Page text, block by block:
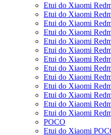
Etui do Xiaomi
Etui do Xiaomi
Etui do Xiaomi
Etui do Xiaomi
Etui do Xiaomi
Etui do Xiaomi
Etui do Xiaomi
Etui do Xiaomi
Etui do Xiaomi
Etui do Xiaomi
Etui do Xiaomi
Etui do Xiaomi
Etui do Xiaomi
POCO
Etui do Xiaomi